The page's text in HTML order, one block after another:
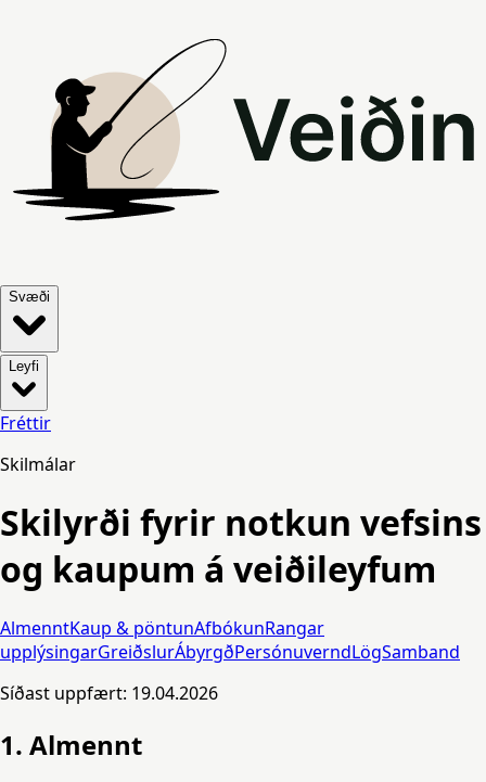
Svæði
Leyfi
Fréttir
Skilmálar
Skilyrði fyrir notkun vefsins
og kaupum á veiðileyfum
AlmenntKaup & pöntunAfbókunRangar
upplýsingarGreiðslurÁbyrgðPersónuverndLögSamband
Síðast uppfært: 19.04.2026
1. Almennt